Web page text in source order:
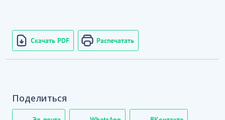
Скачать PDF Распечатать
Поделиться